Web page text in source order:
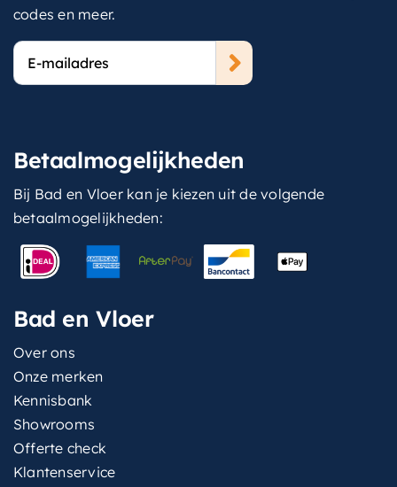
codes en meer.
E-
mailadres
Betaalmogelijkheden
Bij Bad en Vloer kan je kiezen uit de volgende
betaalmogelijkheden:
Bad en Vloer
Over ons
Onze merken
Kennisbank
Showrooms
Offerte check
Klantenservice